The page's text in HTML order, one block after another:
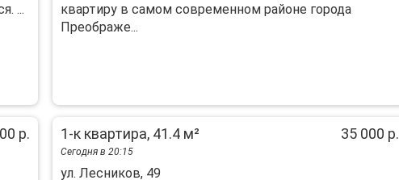
...
квартиру в самом современном районе города
Преображе...
р. 1-к квартира, 41.4 м² 35 000 р.
Сегодня в 20:15
ул. Лесников, 49